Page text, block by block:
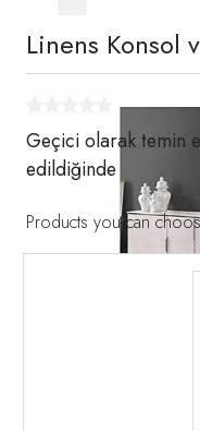
Linens Konsol
Geçici olarak temin
edildiğinde
Products you can